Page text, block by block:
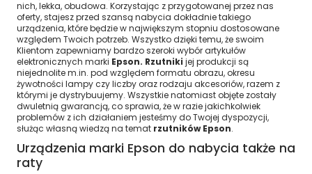
nich, lekka, obudowa. Korzystając z przygotowanej przez nas
oferty, stajesz przed szansą nabycia dokładnie takiego
urządzenia, które będzie w największym stopniu dostosowane
względem Twoich potrzeb. Wszystko dzięki temu, że swoim
Klientom zapewniamy bardzo szeroki wybór artykułów
elektronicznych marki Epson. Rzutniki jej produkcji są
niejednolite m.in. pod względem formatu obrazu, okresu
żywotności lampy czy liczby oraz rodzaju akcesoriów, razem z
którymi je dystrybuujemy. Wszystkie natomiast objęte zostały
dwuletnią gwarancją, co sprawia, że w razie jakichkolwiek
problemów z ich działaniem jesteśmy do Twojej dyspozycji,
służąc własną wiedzą na temat rzutników Epson.
Urządzenia marki Epson do nabycia także na
raty